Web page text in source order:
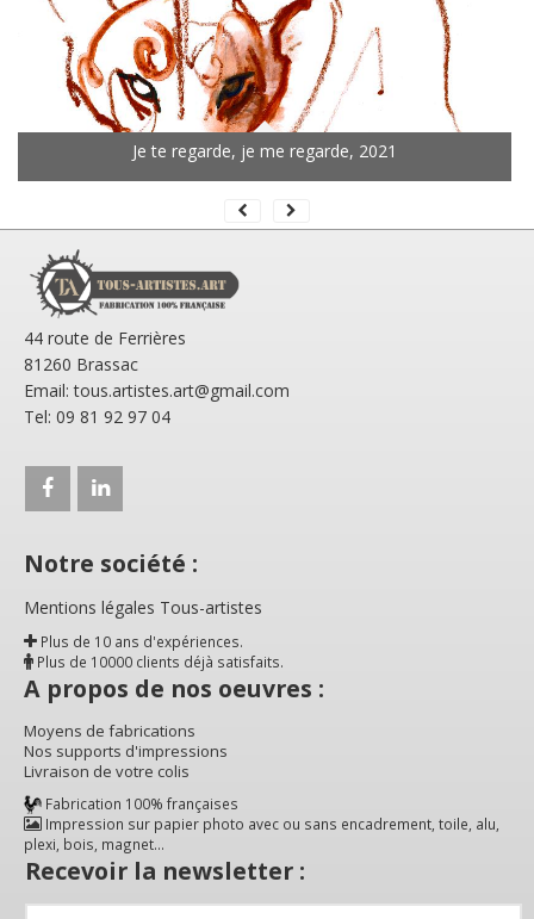
Je te regarde, je me regarde, 2021
44 route de Ferrières
81260 Brassac
Email: tous.artistes.art@gmail.com
Tel: 09 81 92 97 04
Notre société :
Mentions légales Tous-artistes
Plus de 10 ans d'expériences.
Plus de 10000 clients déjà satisfaits.
A propos de nos oeuvres :
Moyens de fabrications
Nos supports d'impressions
Livraison de votre colis
Fabrication 100% françaises
Impression sur papier photo avec ou sans encadrement, toile, alu,
plexi, bois, magnet...
Recevoir la newsletter :